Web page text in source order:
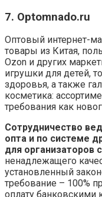
7. Optomnado.ru
Оптовый интернет-
товары из Китая,
Ozon и других
игрушки для детей,
здоровья, а также
косметика:
требования как
Сотрудничество
опта и по системе
для организаторов
ненадлежащего
установленный
требование – 100%
оплату банковскими